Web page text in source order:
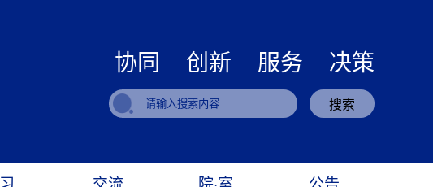
协同 创新 服务 决策
搜索
交流 院·室 公告